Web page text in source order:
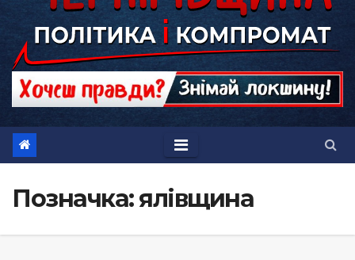
Позначка:ялівщина